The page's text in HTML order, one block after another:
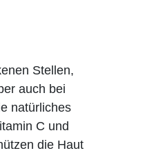
Stellen,
auch bei
natürliches
C und
die Haut